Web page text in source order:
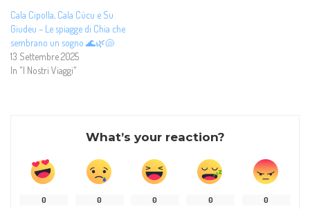
Cala Cipolla, Cala Cùcu e Su
Giudeu – Le spiagge di Chia che
sembrano un sogno 🌊🌿🐚
13 Settembre 2025
In "I Nostri Viaggi"
What’s your reaction?
0 0 0 0 0